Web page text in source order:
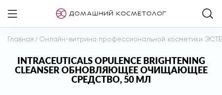
Главная / Онлайн-витрина профессиональной косметики
INTRACEUTICALS OPULENCE BRIGHTENING
CLEANSER ОБНОВЛЯЮЩЕЕ ОЧИЩАЮЩЕЕ
СРЕДСТВО, 50 МЛ